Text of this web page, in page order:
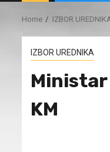
Home IZBOR
IZBOR UREDNIKA
KM